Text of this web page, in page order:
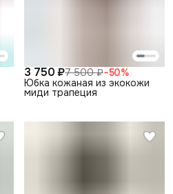
3 750 ₽7 500 ₽−50%
Юбка кожаная из экокожи
миди трапеция